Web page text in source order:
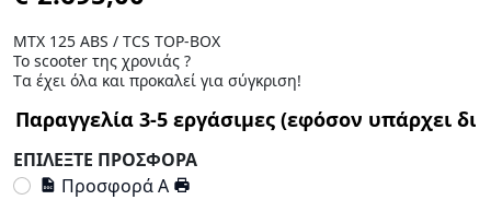
MTX 125 ABS / TCS TOP-BOX
Το scooter της χρονιάς ?
Tα έχει όλα και προκαλεί για σύγκριση!
ΕΠΙΛΕΞΤΕ ΠΡΟΣΦΟΡΑ
Προσφορά Α